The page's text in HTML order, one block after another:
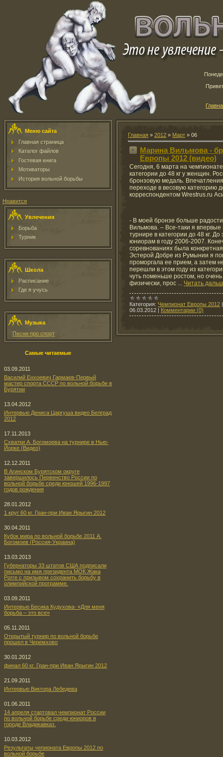
Меню сайта
Главная страница
Каталог файлов
Гостевая книга
Мотиваторы
История вольной борьбы
Нравится
Увлечения
Борьба
Турник
Школа
Расписание
Где я учусь
Музыка
Песни про спорт
Самые читаемые
03.09.2011
Василий Енхоевич Гармаев-Первый
мастер спорта СССР по вольной борьбе в
Бурятии
13.04.2012
Интервью Дениса Царгуша видео Белград
2012
17.11.2013
Схватки А. Богомоева на турнире в Нью-
Йорке (Видео)
12.12.2011
В Агинском Бурятском округе
завершилось Первенство России по
вольной борьбе среди юношей 1996-1997
годов рождения
28.01.2012
1 круг 60 кг. Гран-при Иван Ярыгин 2012
30.04.2011
Кубок мира по вольной борьбе 2011 А.
Богомоев (Россия-Украина)
13.03.2013
Губернаторы 33 штатов США подписали
письмо на имя президента МОК Жака
Рогге с призывом сохранить борьбу в
олимпийской программе.
03.09.2011
Интервью Бесика Кудухова- «Для меня
борьба – это все»
05.11.2011
Открытый турнир по вольной борьбе
прошел в Черемхово
30.01.2012
финал 60 кг. Гран-при Иван Ярыгин 2012
21.09.2011
Интервью Виктора Лебедева
01.06.2011
14 апреля стартовал чемпионат России
по вольной борьбе среди юниоров в
городе Владикавказ.
10.03.2012
Результаты чепионата Европы 2012 по
вольной борьбе
Главная » 2012 » Март » 06
Марина Вильмова -
Европы 2012 (видео)
Сегодня, 6 марта на
категории до 48 кг у женщин.
бронзовую медаль.
переходе в весовую категорию
корреспондентом Wrestrus.ru
- В моей бронзе больше
Вильмова. – Все-таки я
турнире в категории до 48 кг.
юниорам в году 2006-2007.
соревнованиях была
Эстерой Добре из Румынии я
проморгала ее прием, а затем
перешли в этом году из
чуть поменьше ростом, но
физически, прос ... Читать
Категория: Чемпионат Европы 2012
06.03.2012 | Комментарии (0)